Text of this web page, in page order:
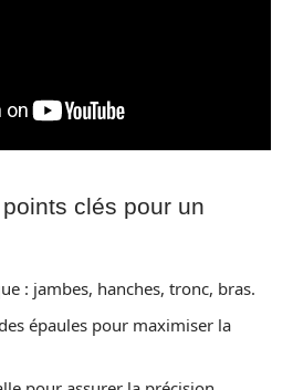
clés pour un
: jambes, hanches, tronc, bras.
épaules pour maximiser la